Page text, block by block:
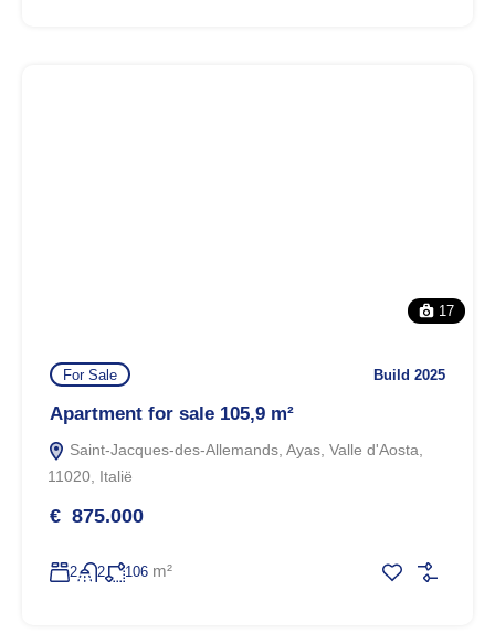
17
For Sale Build 2025
Apartment for sale 105,9 m²
Saint-Jacques-des-Allemands, Ayas, Valle d'Aosta,
11020, Italië
€ 875.000
2 2 106 m²